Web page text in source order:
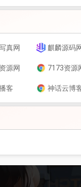
真网 麒麟源码
源网 7173资源
客 神话云博